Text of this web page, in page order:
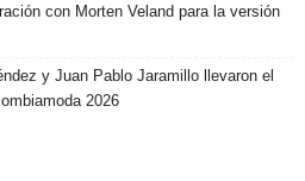
con Morten Veland para la versión
y Juan Pablo Jaramillo llevaron el
2026